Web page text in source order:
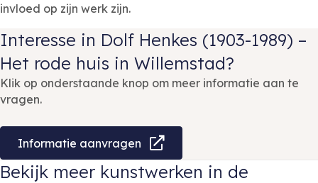
invloed op zijn werk zijn.
Interesse in Dolf Henkes (1903-1989) –
Het rode huis in Willemstad?
Klik op onderstaande knop om meer informatie aan te
vragen.
Informatie aanvragen
Bekijk meer kunstwerken in de